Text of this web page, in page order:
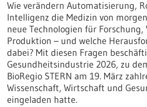
Wie verändern Automatisierung,
Intelligenz die Medizin von
neue Technologien für
Produktion – und welche
dabei? Mit diesen Fragen
Gesundheitsindustrie 2026, zu
BioRegio STERN am 19. März
Wissenschaft, Wirtschaft und
eingeladen hatte.